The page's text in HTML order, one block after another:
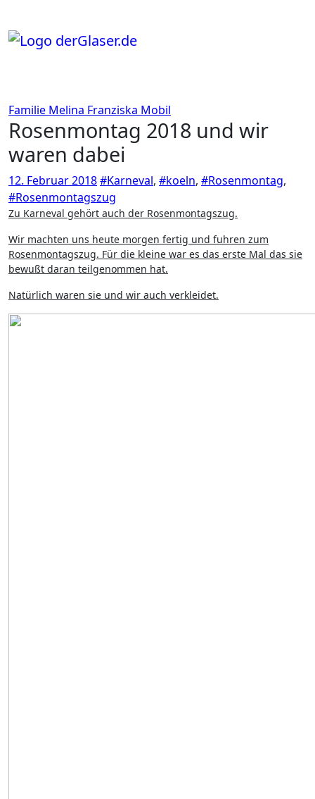
springen
Familie Melina Franziska Mobil
Rosenmontag 2018 und wir
waren dabei
12. Februar 2018#Karneval, #koeln, #Rosenmontag,
#Rosenmontagszug
Zu Karneval gehört auch der Rosenmontagszug.
Wir machten uns heute morgen fertig und fuhren zum
Rosenmontagszug. Für die kleine war es das erste Mal das sie
bewußt daran teilgenommen hat.
Natürlich waren sie und wir auch verkleidet.